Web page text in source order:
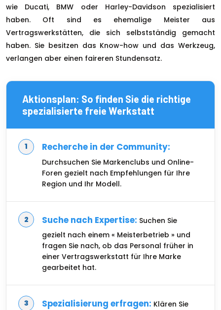
wie Ducati, BMW oder Harley-Davidson spezialisiert
haben. Oft sind es ehemalige Meister aus
Vertragswerkstätten, die sich selbstständig gemacht
haben. Sie besitzen das Know-how und das Werkzeug,
verlangen aber einen faireren Stundensatz.
Aktionsplan: So finden Sie die richtige
spezialisierte freie Werkstatt
Recherche in der Community:
Durchsuchen Sie Markenclubs und Online-
Foren gezielt nach Empfehlungen für Ihre
Region und Ihr Modell.
Suche nach Expertise: Suchen Sie
gezielt nach einem « Meisterbetrieb » und
fragen Sie nach, ob das Personal früher in
einer Vertragswerkstatt für Ihre Marke
gearbeitet hat.
Spezialisierung erfragen: Klären Sie